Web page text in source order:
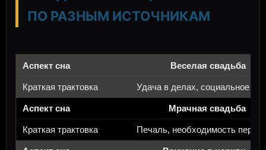
ПО РАЗНЫМ ИСТОЧНИКАМ
Веселая свадьба
Удача в делах, социальное
Мрачная свадьба
Печаль, необходимость